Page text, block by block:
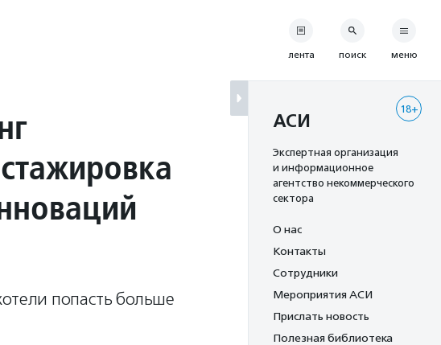
попасть больше
лента поиск меню
18+
АСИ
Экспертная организация
и информационное
агентство некоммерческого
сектора
О нас
Контакты
Сотрудники
Мероприятия АСИ
Прислать новость
Полезная библиотека